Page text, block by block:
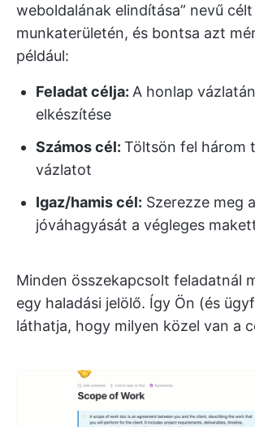
weboldalának elindítása” nevű célt
munkaterületén, és bontsa azt
például:
Feladat célja: A honlap
elkészítése
Számos cél: Töltsön fel három
vázlatot
Igaz/hamis cél: Szerezze meg
jóváhagyását a végleges
Minden összekapcsolt feladatnál
egy haladási jelölő. Így Ön (és
láthatja, hogy milyen közel van a